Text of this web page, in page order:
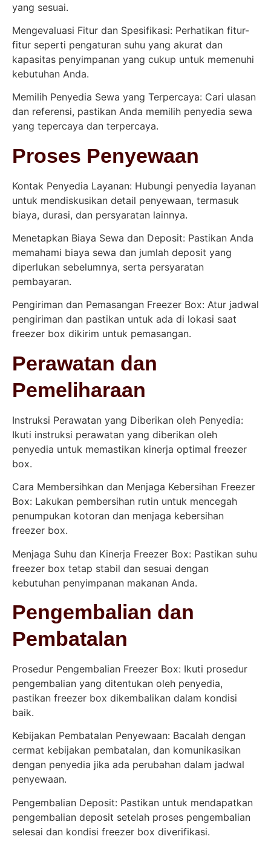
yang sesuai.
Mengevaluasi Fitur dan Spesifikasi: Perhatikan fitur-
fitur seperti pengaturan suhu yang akurat dan
kapasitas penyimpanan yang cukup untuk memenuhi
kebutuhan Anda.
Memilih Penyedia Sewa yang Terpercaya: Cari ulasan
dan referensi, pastikan Anda memilih penyedia sewa
yang tepercaya dan terpercaya.
Proses Penyewaan
Kontak Penyedia Layanan: Hubungi penyedia layanan
untuk mendiskusikan detail penyewaan, termasuk
biaya, durasi, dan persyaratan lainnya.
Menetapkan Biaya Sewa dan Deposit: Pastikan Anda
memahami biaya sewa dan jumlah deposit yang
diperlukan sebelumnya, serta persyaratan
pembayaran.
Pengiriman dan Pemasangan Freezer Box: Atur jadwal
pengiriman dan pastikan untuk ada di lokasi saat
freezer box dikirim untuk pemasangan.
Perawatan dan
Pemeliharaan
Instruksi Perawatan yang Diberikan oleh Penyedia:
Ikuti instruksi perawatan yang diberikan oleh
penyedia untuk memastikan kinerja optimal freezer
box.
Cara Membersihkan dan Menjaga Kebersihan Freezer
Box: Lakukan pembersihan rutin untuk mencegah
penumpukan kotoran dan menjaga kebersihan
freezer box.
Menjaga Suhu dan Kinerja Freezer Box: Pastikan suhu
freezer box tetap stabil dan sesuai dengan
kebutuhan penyimpanan makanan Anda.
Pengembalian dan
Pembatalan
Prosedur Pengembalian Freezer Box: Ikuti prosedur
pengembalian yang ditentukan oleh penyedia,
pastikan freezer box dikembalikan dalam kondisi
baik.
Kebijakan Pembatalan Penyewaan: Bacalah dengan
cermat kebijakan pembatalan, dan komunikasikan
dengan penyedia jika ada perubahan dalam jadwal
penyewaan.
Pengembalian Deposit: Pastikan untuk mendapatkan
pengembalian deposit setelah proses pengembalian
selesai dan kondisi freezer box diverifikasi.